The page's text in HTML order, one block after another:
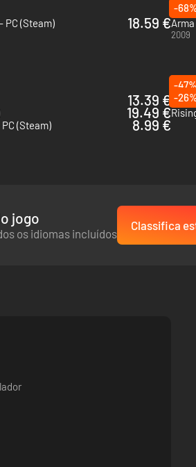
Arma Reforger foi concebido para te
a uma bússola, e domina uma vastidão
PC (Steam)
18.59 €
-
2009
13.39 €
-47%
19.49 €
-
(Steam)
8.99 €
jogo
os idiomas incluídos
Classifica